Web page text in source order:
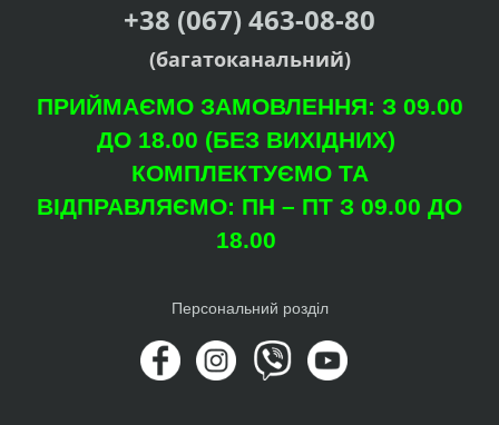
+38 (067) 463-08-80
(багатоканальний)
ПРИЙМАЄМО ЗАМОВЛЕННЯ: З 09.00
ДО 18.00 (БЕЗ ВИХІДНИХ)
КОМПЛЕКТУЄМО ТА
ВІДПРАВЛЯЄМО: ПН – ПТ З 09.00 ДО
18.00
Персональний розділ